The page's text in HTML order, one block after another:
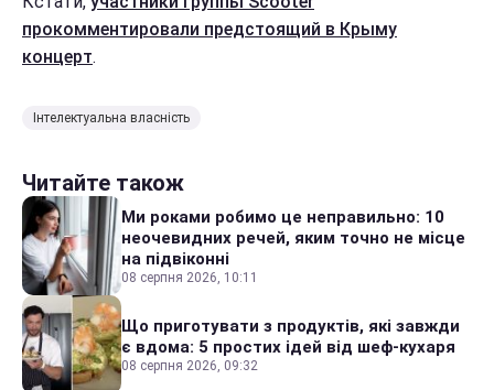
прокомментировали предстоящий в Крыму
концерт.
Інтелектуальна власність
Читайте також
Ми роками робимо це неправильно: 10
неочевидних речей, яким точно не місце
на підвіконні
08 серпня 2026, 10:11
Що приготувати з продуктів, які завжди
є вдома: 5 простих ідей від шеф-кухаря
08 серпня 2026, 09:32